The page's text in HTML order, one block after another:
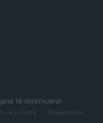
të rezervuara!
Policy
Powered by: